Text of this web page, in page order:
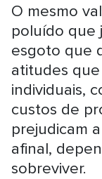
O mesmo
poluído que
esgoto que
atitudes
individuais,
custos de
prejudicam
afinal,
sobreviver.